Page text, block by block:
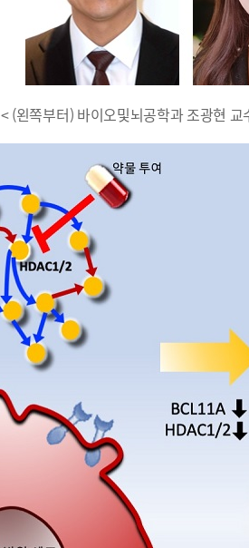
< (왼쪽부터) 바이오및뇌공학과 조광현